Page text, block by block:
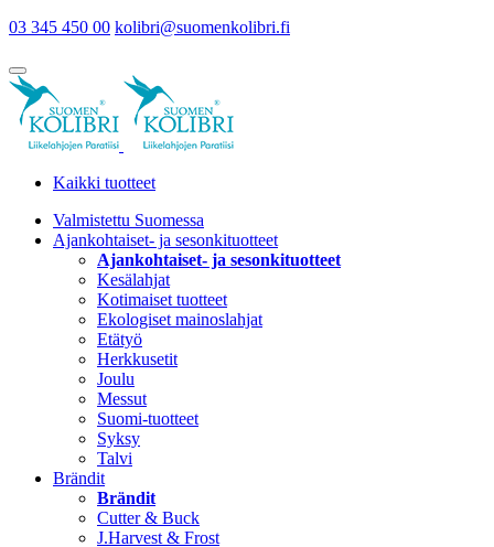
03 345 450 00 kolibri@suomenkolibri.fi
Kaikki tuotteet
Valmistettu Suomessa
Ajankohtaiset- ja sesonkituotteet
Ajankohtaiset- ja sesonkituotteet
Kesälahjat
Kotimaiset tuotteet
Ekologiset mainoslahjat
Etätyö
Herkkusetit
Joulu
Messut
Suomi-tuotteet
Syksy
Talvi
Brändit
Brändit
Cutter & Buck
J.Harvest & Frost